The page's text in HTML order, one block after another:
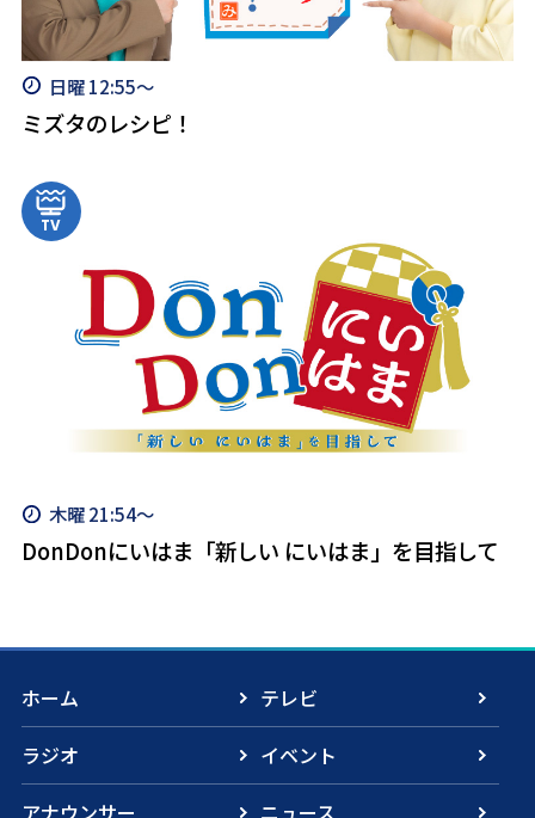
日曜 12:55～
ミズタのレシピ！
木曜 21:54～
DonDonにいはま「新しい にいはま」を目指して
ホーム
テレビ
ラジオ
イベント
アナウンサー
ニュース